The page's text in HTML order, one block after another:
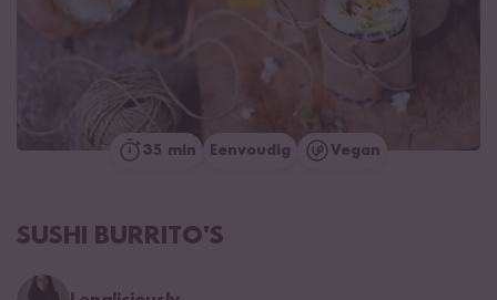
35 min Eenvoudig Vegan
SUSHI BURRITO'S